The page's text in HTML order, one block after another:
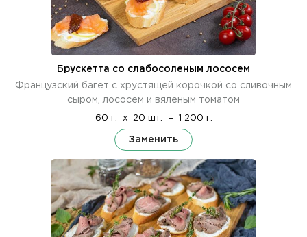
Брускетта со слабосоленым лососем
Французский багет с хрустящей корочкой со сливочным
сыром, лососем и вяленым томатом
60 г. x 20 шт. = 1 200 г.
Заменить